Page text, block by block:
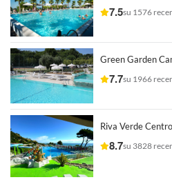
7.5su 1576
Green Garden
7.7su 1966
Riva Verde
8.7su 3828